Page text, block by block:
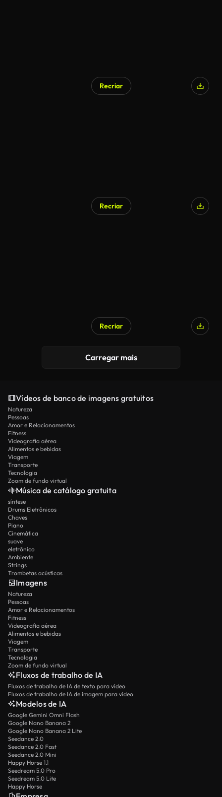
Recriar
Recriar
Recriar
Carregar mais
Vídeos de banco de imagens gratuitos
Natureza
Pessoas
Amor e Relacionamentos
Fitness
Videografia aérea
Alimentos e bebidas
Viagem
Transporte
Tecnologia
Zoom de fundo virtual
Música de catálogo gratuita
síntese
Drums Eletrônicos
Chaves
Piano
Cinemática
suave
eletrônico
Ambiente
Strings
Trombetas acústicas
Imagens
Natureza
Pessoas
Amor e Relacionamentos
Fitness
Videografia aérea
Alimentos e bebidas
Viagem
Transporte
Tecnologia
Zoom de fundo virtual
Fluxos de trabalho de IA
Fluxos de trabalho de IA de texto para vídeo
Fluxos de trabalho de IA de imagem para vídeo
Modelos de IA
Google Gemini Omni Flash
Google Nano Banana 2
Google Nano Banana 2 Lite
Seedance 2.0
Seedance 2.0 Fast
Seedance 2.0 Mini
Happy Horse 1.1
Seedream 5.0 Pro
Seedream 5.0 Lite
Happy Horse